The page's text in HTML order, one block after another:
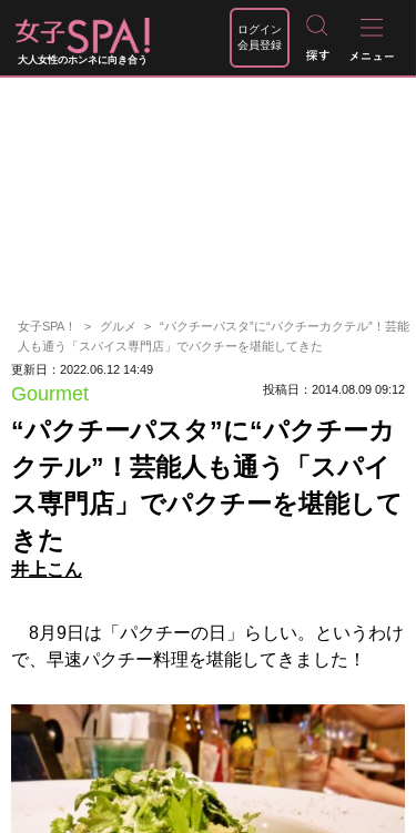
大人女性のホンネに向き合う
ログイン
会員登録
女子SPA！ グルメ
“パクチーパスタ”に“パクチーカクテル”！芸能
人も通う「スパイス専門店」でパクチーを堪能してきた
更新日：2022.06.12 14:49
Gourmet 投稿日：2014.08.09 09:12
“パクチーパスタ”に“パクチーカ
クテル”！芸能人も通う「スパイ
ス専門店」でパクチーを堪能して
きた
井上こん
8月9日は「パクチーの日」らしい。というわけ
で、早速パクチー料理を堪能してきました！